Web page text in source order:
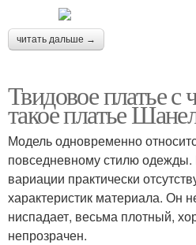
читать дальше →
Твидовое платье с
такое платье
Модель одновременно
повседневному стилю
вариации практически
характеристик материала. Он
ниспадает, весьма плотный,
непрозрачен.